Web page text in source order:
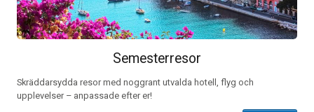
Semesterresor
Skräddarsydda resor med noggrant utvalda hotell, flyg och
upplevelser – anpassade efter er!